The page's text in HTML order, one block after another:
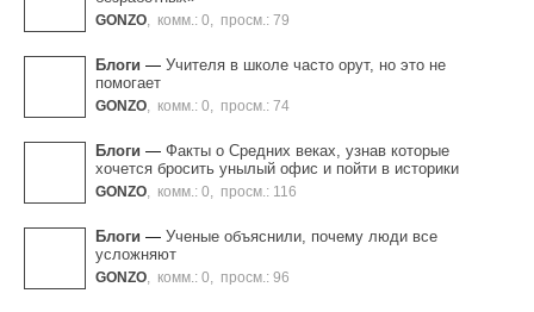
GONZO комм.: 0 просм.: 79
Блоги — Учителя в школе часто орут, но это не
помогает
GONZO комм.: 0 просм.: 74
Блоги — Факты о Средних веках, узнав которые
хочется бросить унылый офис и пойти в историки
GONZO комм.: 0 просм.: 116
Блоги — Ученые объяснили, почему люди все
усложняют
GONZO комм.: 0 просм.: 96